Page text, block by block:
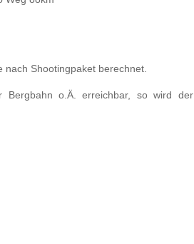
nach Shootingpaket berechnet.
o.Ä. erreichbar, so wird der